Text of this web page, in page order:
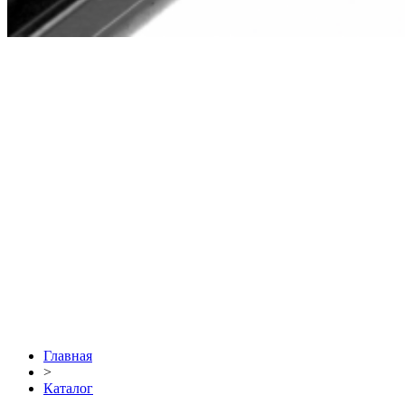
Главная
>
Каталог